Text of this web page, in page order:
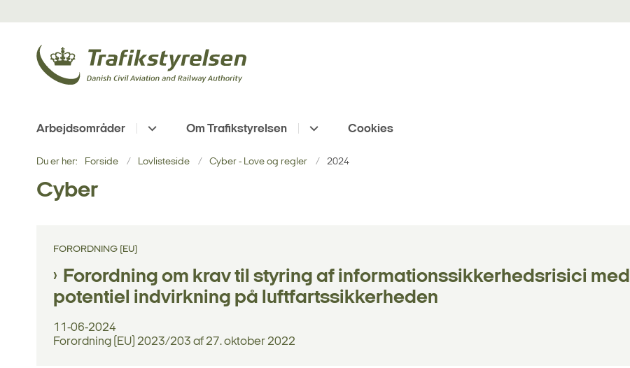
Arbejdsområder Om Trafikstyrelsen Cookies
Du er her: Forside Lovlisteside Cyber - Love og regler 2024
Cyber
FORORDNING (EU)
Forordning om krav til styring af informationssikkerhedsrisici med
potentiel indvirkning på luftfartssikkerheden
11-06-2024
Forordning (EU) 2023/203 af 27. oktober 2022